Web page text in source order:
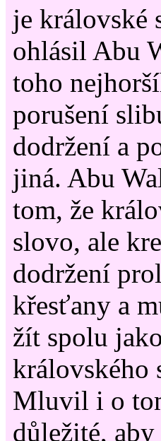
je královské
ohlásil Abu
toho
porušení
dodržení a
jiná. Abu
tom, že
slovo, ale
dodržení
křesťany a
žít spolu
královského
Mluvil i o
důležité,